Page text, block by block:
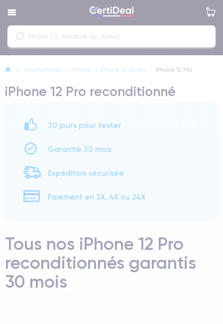
— Smartphones — iPhone — iPhone 12 Series — iPhone 12 Pro
iPhone 12 Pro reconditionné
30 jours pour tester
Garantie 30 mois
Expédition sécurisée
Paiement en 3X, 4X ou 24X
Tous nos iPhone 12 Pro
reconditionnés garantis
30 mois